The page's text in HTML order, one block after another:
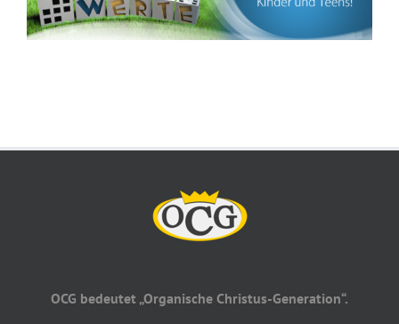
OCG bedeutet „Organische Christus-Generation“.